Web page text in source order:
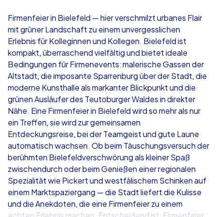
ab €49,99
iPad Tour
Bielefeld
1,5-3,0 h 15-1,000
ab €49,99
Krimi iPad
Bielefeld
1,5-3,0 h
Firmenfeier in Bielefeld — hier verschmilzt urbanes Flair
mit grüner Landschaft zu einem unvergesslichen
Erlebnis für Kolleginnen und Kollegen. Bielefeld ist
kompakt, überraschend vielfältig und bietet ideale
Bedingungen für Firmenevents: malerische Gassen der
Altstadt, die imposante Sparrenburg über der Stadt, die
moderne Kunsthalle als markanter Blickpunkt und die
grünen Ausläufer des Teutoburger Waldes in direkter
Nähe. Eine Firmenfeier in Bielefeld wird so mehr als nur
ein Treffen, sie wird zur gemeinsamen
Entdeckungsreise, bei der Teamgeist und gute Laune
automatisch wachsen. Ob beim Täuschungsversuch der
berühmten Bielefeldverschwörung als kleiner Spaß
zwischendurch oder beim Genießen einer regionalen
Spezialität wie Pickert und westfälischem Schinken auf
einem Marktspaziergang — die Stadt liefert die Kulisse
und die Anekdoten, die eine Firmenfeier zu einem